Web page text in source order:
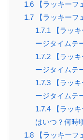
1.6【ラッキーフ
1.7【ラッキーフ
1.7.1【ラッキ
ージタイムテ
1.7.2【ラッキ
ージタイムテ
1.7.3【ラッキ
ージタイムテ
1.7.4【ラッキ
はいつ？何時
1.8【ラッキーフ